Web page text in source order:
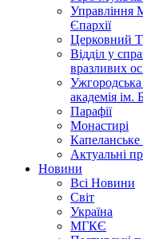
Управління
Єпархії
Церковний
Відділ у
вразливих
Ужгородська
академія ім.
Парафії
Монастирі
Капеланське
Актуальні
Новини
Всі Новини
Світ
Україна
МГКЄ